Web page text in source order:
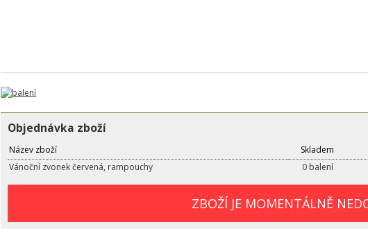
Objednávka zboží
Název zboží
Skladem
Vánoční zvonek červená, rampouchy
0 balení
ZBOŽÍ JE MOMENTÁLNĚ